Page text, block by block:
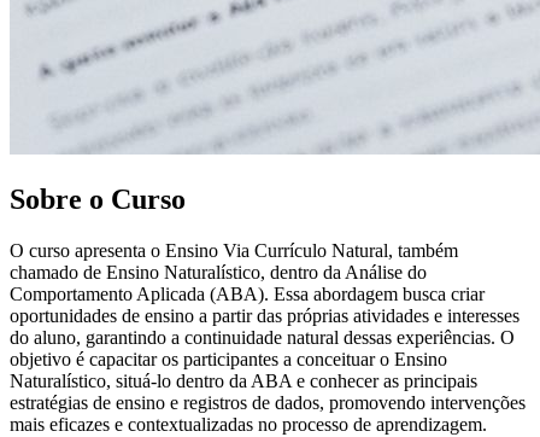
Sobre o Curso
O curso apresenta o Ensino Via Currículo Natural, também
chamado de Ensino Naturalístico, dentro da Análise do
Comportamento Aplicada (ABA). Essa abordagem busca criar
oportunidades de ensino a partir das próprias atividades e interesses
do aluno, garantindo a continuidade natural dessas experiências. O
objetivo é capacitar os participantes a conceituar o Ensino
Naturalístico, situá-lo dentro da ABA e conhecer as principais
estratégias de ensino e registros de dados, promovendo intervenções
mais eficazes e contextualizadas no processo de aprendizagem.